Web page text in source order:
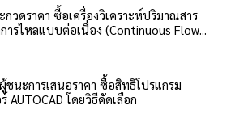
กวดราคา ซื้อเครื่องวิเคราะห์ปริมาณสาร
ารไหลแบบต่อเนื่อง (Continuous Flow...
ชนะการเสนอราคา ซื้อสิทธิโปรแกรม
AUTOCAD โดยวิธีคัดเลือก